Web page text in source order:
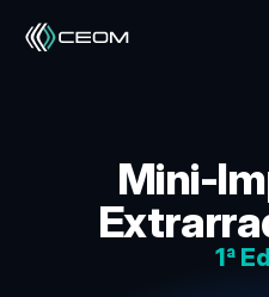
Mini-
1ª